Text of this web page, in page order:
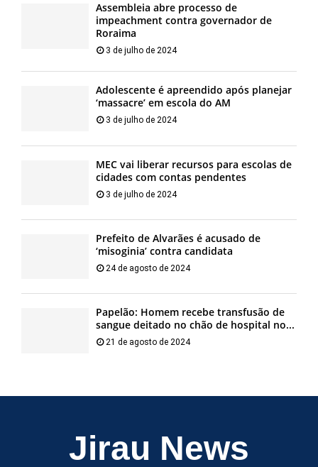
Assembleia abre processo de
impeachment contra governador de
Roraima
3 de julho de 2024
Adolescente é apreendido após planejar
‘massacre’ em escola do AM
3 de julho de 2024
MEC vai liberar recursos para escolas de
cidades com contas pendentes
3 de julho de 2024
Prefeito de Alvarães é acusado de
‘misoginia’ contra candidata
24 de agosto de 2024
Papelão: Homem recebe transfusão de
sangue deitado no chão de hospital no...
21 de agosto de 2024
Jirau News